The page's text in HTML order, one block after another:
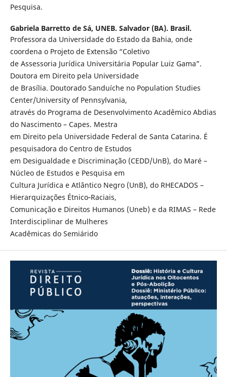
Pesquisa.
Gabriela Barretto de Sá, UNEB. Salvador (BA). Brasil.
Professora da Universidade do Estado da Bahia, onde
coordena o Projeto de Extensão “Coletivo
de Assessoria Jurídica Universitária Popular Luiz Gama”.
Doutora em Direito pela Universidade
de Brasília. Doutorado Sanduíche no Population Studies
Center/University of Pennsylvania,
através do Programa de Desenvolvimento Acadêmico Abdias
do Nascimento – Capes. Mestra
em Direito pela Universidade Federal de Santa Catarina. É
pesquisadora do Centro de Estudos
em Desigualdade e Discriminação (CEDD/UnB), do Maré –
Núcleo de Estudos e Pesquisa em
Cultura Jurídica e Atlântico Negro (UnB), do RHECADOS –
Hierarquizações Étnico‑Raciais,
Comunicação e Direitos Humanos (Uneb) e da RIMAS – Rede
Interdisciplinar de Mulheres
Acadêmicas do Semiárido